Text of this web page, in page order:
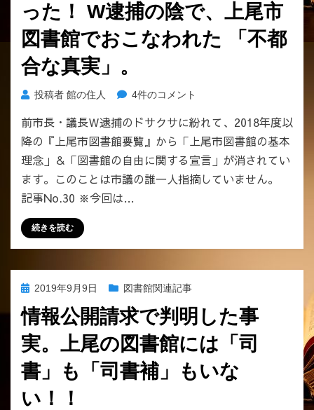
った！ W逮捕の陰で、上尾市
図書館でおこなわれた 「不都
合な真実」。
投稿者 館の住人
上
市
議
の
も
指
き
っ
た！
W
逮
捕
の
4件のコメント
前市長・議長Ｗ逮捕のドサクサに紛れて、2018年度以
降の『上尾市図書館要覧』から「上尾市図書館の基本
理念」＆「図書館の自由に関する宣言」が消されてい
ます。このことは市議の誰一人指摘していません。
記事No.30 ※今回は…
続きを読む
投
日:
2019年9月9日 図書館関連記事
情報公開請求で判明した事
実。上尾の図書館には「司
書」も「司書補」もいな
い！！